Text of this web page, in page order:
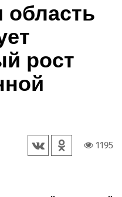
область
рост
1195